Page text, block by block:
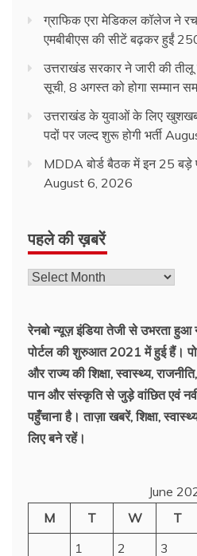
ग्राफिक एरा मेडिकल कॉलेज ने
एमबीबीएस की सीटें बढ़कर हुईं
उत्तराखंड सरकार ने जारी की
सूची, 8 अगस्त को होगा सम्मान
उत्तराखंड के युवाओं के लिए
पदों पर जल्द शुरू होगी भर्ती
MDDA बोर्ड बैठक में इन 25 बड़े
August 6, 2026
पहले की ख़बरें
रेनबो न्यूज़ इंडिया तेजी से उभरता
पोर्टल की शुरुआत 2021 में हुई हैं।
और राज्य की शिक्षा, स्वास्थ्य,
पान और संस्कृति से जुड़े वांछित एवं
पहुँचाना है। ताज़ा खबरें, शिक्षा,
लिए बने रहें।
June
M
T W T
1
2 3